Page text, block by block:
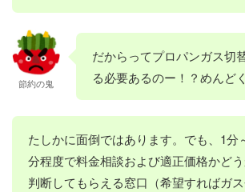
節約の鬼
だからってプロパンガス切
る必要あるのー！？めんど
たしかに面倒ではあります。でも、1分
分程度で料金相談および適正価格かど
判断してもらえる窓口（希望すればガ